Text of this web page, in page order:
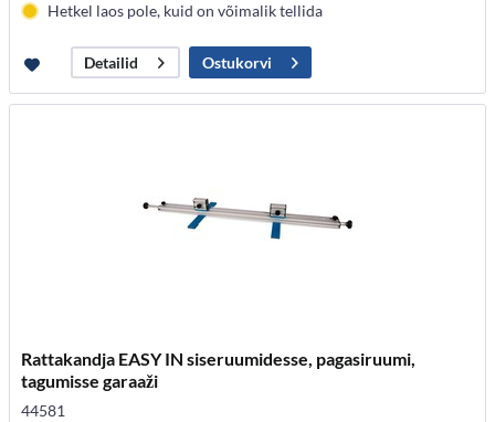
Hetkel laos pole, kuid on võimalik tellida
Detailid Ostukorvi
Rattakandja EASY IN siseruumidesse, pagasiruumi,
tagumisse garaaži
44581